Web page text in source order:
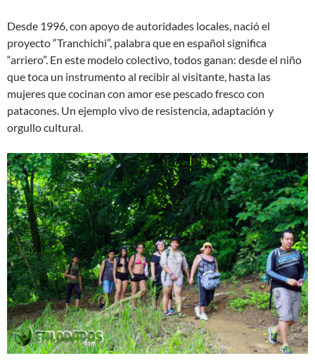
Desde 1996, con apoyo de autoridades locales, nació el
proyecto “Tranchichi”, palabra que en español significa
“arriero”. En este modelo colectivo, todos ganan: desde el niño
que toca un instrumento al recibir al visitante, hasta las
mujeres que cocinan con amor ese pescado fresco con
patacones. Un ejemplo vivo de resistencia, adaptación y
orgullo cultural.